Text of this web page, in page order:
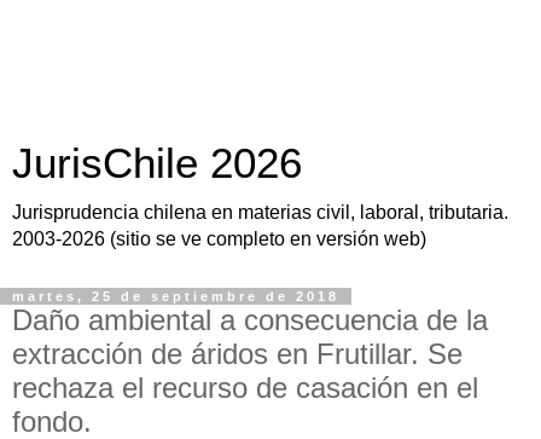
JurisChile 2026
Jurisprudencia chilena en materias civil, laboral, tributaria.
2003-2026 (sitio se ve completo en versión web)
martes, 25 de septiembre de 2018
Daño ambiental a consecuencia de la
extracción de áridos en Frutillar. Se
rechaza el recurso de casación en el
fondo.